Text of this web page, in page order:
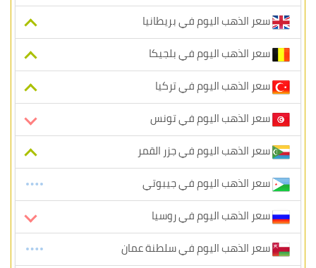
سعر الذهب اليوم في بريطانيا
سعر الذهب اليوم في بلجيكا
سعر الذهب اليوم في تركيا
سعر الذهب اليوم في تونس
سعر الذهب اليوم في جزر القمر
سعر الذهب اليوم في جيبوتي
سعر الذهب اليوم في روسيا
سعر الذهب اليوم في سلطنة عمان